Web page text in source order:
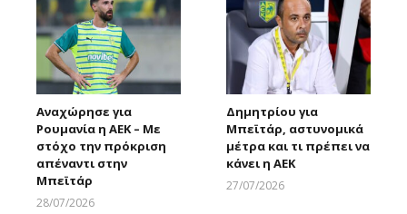
Αναχώρησε για
Ρουμανία η ΑΕΚ – Με
στόχο την πρόκριση
απέναντι στην
Μπεϊτάρ
28/07/2026
Δημητρίου για
Μπεϊτάρ, αστυνομικά
μέτρα και τι πρέπει να
κάνει η ΑΕΚ
27/07/2026